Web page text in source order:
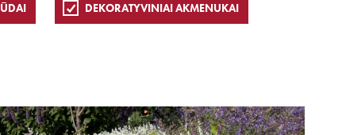
DEKORATYVINIAI AKMENUKAI